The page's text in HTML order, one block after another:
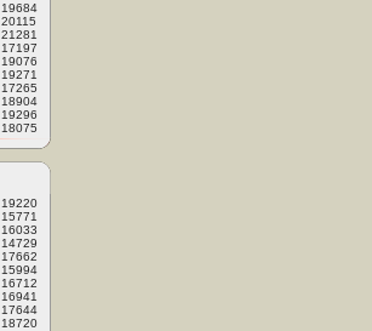
19684
20115
21281
17197
19076
19271
17265
18904
19296
18075
19220
15771
16033
14729
17662
15994
16712
16941
17644
18720